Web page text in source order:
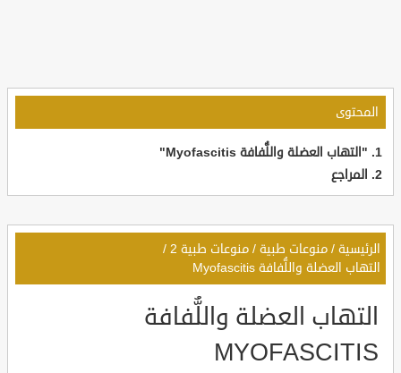
المحتوى
"التهاب العضلة واللُّفافة Myofascitis"
المراجع
الرئيسية / منوعات طبية / منوعات طبية 2
/
التهاب العضلة واللُّفافة Myofascitis
التهاب العضلة واللُّفافة
MYOFASCITIS